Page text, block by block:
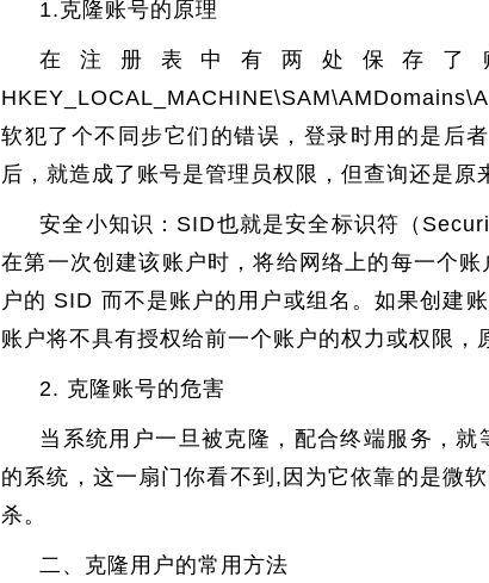
1.克隆账号的原理
在注册表中有两处保存了
软犯了个不同步它们的错误，登录时用的是后
后，就造成了账号是管理员权限，但查询还是原
安全小知识：SID也就是安全标识符（
在第一次创建该账户时，将给网络上的每一个
户的 SID 而不是账户的用户或组名。如果创建
账户将不具有授权给前一个账户的权力或权限，
2. 克隆账号的危害
当系统用户一旦被克隆，配合终端服务，
的系统，这一扇门你看不到,因为它依靠的是微
杀。
二、克隆用户的常用方法